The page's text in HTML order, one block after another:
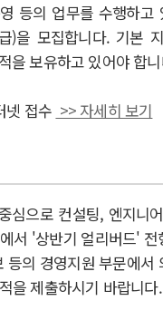
등의 업무를 수행하
)을 모집합니다. 기본
보유하고 있어야 합
넷 접수 >> 자세히 보기
심으로 컨설팅, 엔지
서 '상반기 얼리버드'
의 경영지원 부문에
제출하시기 바랍니